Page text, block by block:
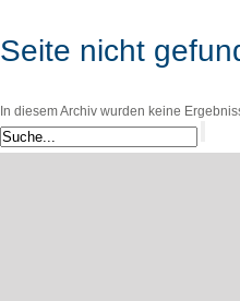
Seite nicht
In diesem Archiv wurden keine